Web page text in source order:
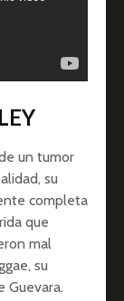
un tumor
su
completa
que
mal
su
Guevara.